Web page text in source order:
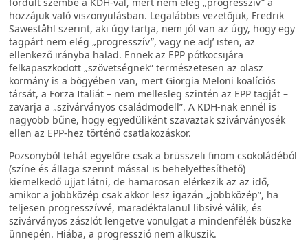
hozzájuk való viszonyulásban. Legalábbis vezetőjük, Fredrik
Saweståhl szerint, aki úgy tartja, nem jól van az úgy, hogy egy
tagpárt nem elég „progresszív”, vagy ne adj’ isten, az
ellenkező irányba halad. Ennek az EPP pótkocsijára
felkapaszkodott „szövetségnek” természetesen az olasz
kormány is a bögyében van, mert Giorgia Meloni koalíciós
társát, a Forza Italiát – nem mellesleg szintén az EPP tagját –
zavarja a „szivárványos családmodell”. A KDH-nak ennél is
nagyobb bűne, hogy egyedüliként szavaztak szivárványosék
ellen az EPP-hez történő csatlakozáskor.
Pozsonyból tehát egyelőre csak a brüsszeli finom csokoládéból
(színe és állaga szerint mással is behelyettesíthető)
kiemelkedő ujjat látni, de hamarosan elérkezik az az idő,
amikor a jobbközép csak akkor lesz igazán „jobbközép”, ha
teljesen progresszívvé, maradéktalanul libsivé válik, és
szivárványos zászlót lengetve vonulgat a mindenfélék büszke
ünnepén. Hiába, a progresszió nem alkuszik.